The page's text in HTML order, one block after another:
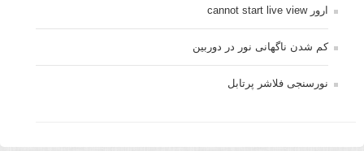
ارور cannot start live view
کم شدن ناگهانی نور در دوربین
نورسنجی فلاشر پرتابل